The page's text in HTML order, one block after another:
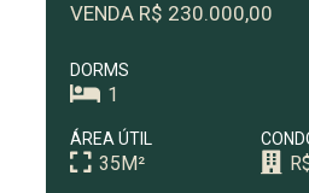
VENDA R$ 230.000,00
DORMS
1
ÁREA ÚTIL
35M²